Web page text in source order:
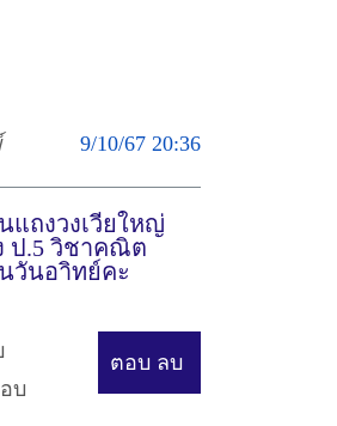
9/10/67 20:36
แถงวงเวียใหญ่
ป.5 วิชาคณิต
วันอาิทย์คะ
ตอบ ลบ
บ